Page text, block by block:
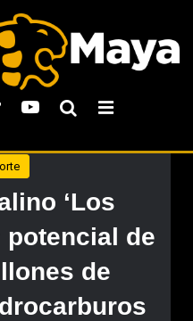
‘Los
potencial de
de